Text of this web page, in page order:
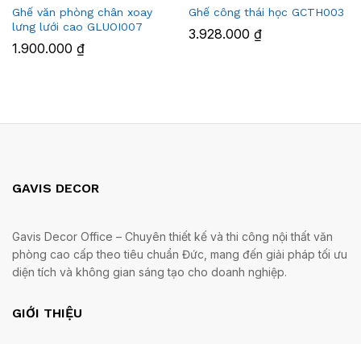
Ghế văn phòng chân xoay
lưng lưới cao GLUOI007
1.900.000 ₫
Ghế công thái học GCTH003
3.928.000 ₫
GAVIS DECOR
Gavis Decor Office – Chuyên thiết kế và thi công nội thất văn
phòng cao cấp theo tiêu chuẩn Đức, mang đến giải pháp tối ưu
diện tích và không gian sáng tạo cho doanh nghiệp.
GIỚI THIỆU